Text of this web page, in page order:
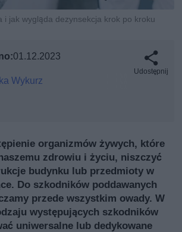
i jak wygląda dezynsekcja krok po kroku
01.12.2023
Wykurz
Udostępnij
organizmów żywych, które
zdrowiu i życiu, niszczyć
budynku lub przedmioty w
Do szkodników poddawanych
przede wszystkim owady. W
występujących szkodników
uniwersalne lub dedykowane